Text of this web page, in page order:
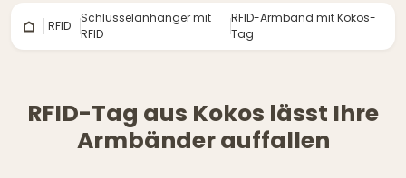
RFID
Schlüsselanhänger mit
RFID
RFID-Armband mit Kokos-
Tag
RFID-Tag aus Kokos lässt Ihre
Armbänder auffallen